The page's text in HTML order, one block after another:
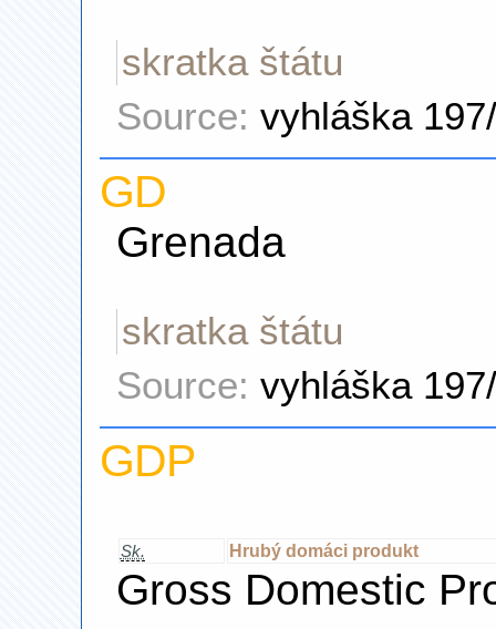
skratka štátu
Source: vyhláška
GD
Grenada
skratka štátu
Source: vyhláška
GDP
Sk. Hrubý domáci produkt
Gross Domestic